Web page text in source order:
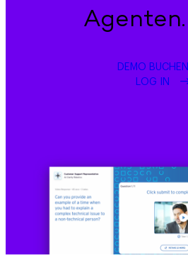
Agenten.
DEMO BUCHEN
LOG IN